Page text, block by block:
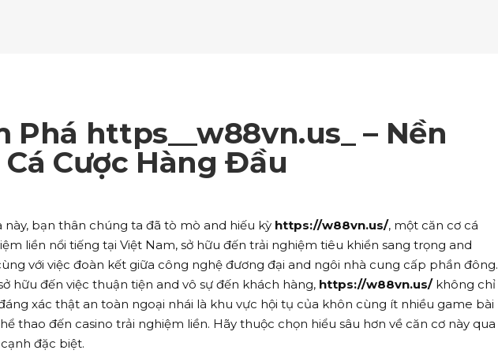
Separators Video Button
Google Maps
Image Gallery
Separators
Testimonials
Video Button
Phá https__w88vn.us_ – Nền
Cược Hàng Đầu
này, bạn thân chúng ta đã tò mò and hiếu kỳ https://w88vn.us/, một căn cơ cá
liền nổi tiếng tại Việt Nam, sở hữu đến trải nghiệm tiêu khiển sang trọng and
với việc đoàn kết giữa công nghệ đương đại and ngôi nhà cung cấp phần đông.
hữu đến việc thuận tiện and vô sự đến khách hàng, https://w88vn.us/không chỉ
xác thật an toàn ngoại nhái là khu vực hội tụ của khôn cùng ít nhiều game bài
thao đến casino trải nghiệm liền. Hãy thuộc chọn hiểu sâu hơn về căn cơ này qua
đặc biệt.